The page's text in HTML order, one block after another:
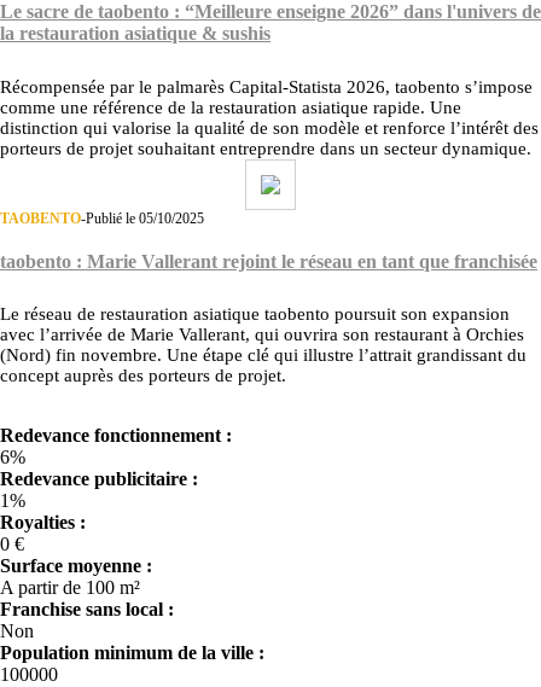
Le sacre de taobento : “Meilleure enseigne 2026” dans l'univers de
la restauration asiatique & sushis
Récompensée par le palmarès Capital-Statista 2026, taobento s’impose
comme une référence de la restauration asiatique rapide. Une
distinction qui valorise la qualité de son modèle et renforce l’intérêt des
porteurs de projet souhaitant entreprendre dans un secteur dynamique.
TAOBENTO-Publié le 05/10/2025
taobento : Marie Vallerant rejoint le réseau en tant que franchisée
Le réseau de restauration asiatique taobento poursuit son expansion
avec l’arrivée de Marie Vallerant, qui ouvrira son restaurant à Orchies
(Nord) fin novembre. Une étape clé qui illustre l’attrait grandissant du
concept auprès des porteurs de projet.
Redevance fonctionnement :
6%
Redevance publicitaire :
1%
Royalties :
0 €
Surface moyenne :
A partir de 100 m²
Franchise sans local :
Non
Population minimum de la ville :
100000